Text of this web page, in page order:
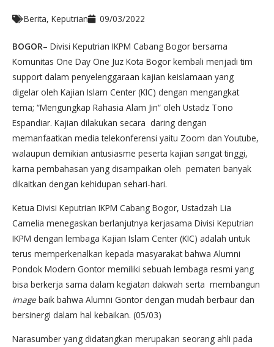
Berita, Keputrian 09/03/2022
BOGOR– Divisi Keputrian IKPM Cabang Bogor bersama
Komunitas One Day One Juz Kota Bogor kembali menjadi tim
support dalam penyelenggaraan kajian keislamaan yang
digelar oleh Kajian Islam Center (KIC) dengan mengangkat
tema; “Mengungkap Rahasia Alam Jin“ oleh Ustadz Tono
Espandiar. Kajian dilakukan secara daring dengan
memanfaatkan media telekonferensi yaitu Zoom dan Youtube,
walaupun demikian antusiasme peserta kajian sangat tinggi,
karna pembahasan yang disampaikan oleh pemateri banyak
dikaitkan dengan kehidupan sehari-hari.
Ketua Divisi Keputrian IKPM Cabang Bogor, Ustadzah Lia
Camelia menegaskan berlanjutnya kerjasama Divisi Keputrian
IKPM dengan lembaga Kajian Islam Center (KIC) adalah untuk
terus memperkenalkan kepada masyarakat bahwa Alumni
Pondok Modern Gontor memiliki sebuah lembaga resmi yang
bisa berkerja sama dalam kegiatan dakwah serta membangun
image baik bahwa Alumni Gontor dengan mudah berbaur dan
bersinergi dalam hal kebaikan. (05/03)
Narasumber yang didatangkan merupakan seorang ahli pada